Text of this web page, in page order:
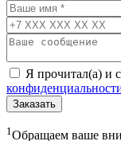
Я прочитал(а) и
Заказать
1Обращаем ваше